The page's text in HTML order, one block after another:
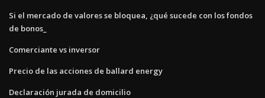
Si el mercado de valores se bloquea, ¿qué sucede con los fondos
de bonos_
Comerciante vs inversor
Precio de las acciones de ballard energy
Declaración jurada de domicilio